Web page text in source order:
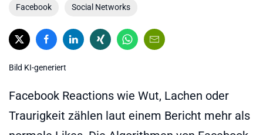
Facebook Social Networks
Bild KI-generiert
Facebook Reactions wie Wut, Lachen oder
Traurigkeit zählen laut einem Bericht mehr als